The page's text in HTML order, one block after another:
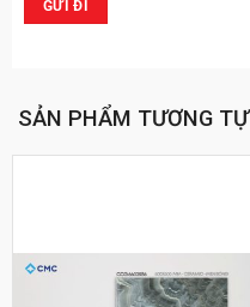
SẢN PHẨM TƯƠNG TỰ